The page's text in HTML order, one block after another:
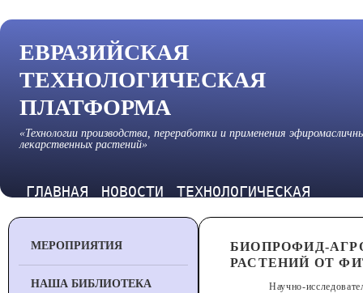
ЕВРАЗИЙСКАЯ
ТЕХНОЛОГИЧЕСКАЯ
ПЛАТФОРМА
«Технологии производства, переработки и применения
лекарственных растений»
ГЛАВНАЯ НОВОСТИ
ТЕХНОЛОГИЧЕСКАЯ
МЕРОПРИЯТИЯ
НАША БИБЛИОТЕКА
БИОПРОФИД-
РАСТЕНИЙ ОТ
Научно-